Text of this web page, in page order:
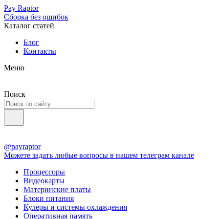
Pay Raptor
Сборка без ошибок
Каталог статей
Блог
Контакты
Меню
Поиск
@payraptor
Можете задать любые вопросы в нашем телеграм канале
Процессоры
Видеокарты
Материнские платы
Блоки питания
Кулеры и системы охлаждения
Оперативная память